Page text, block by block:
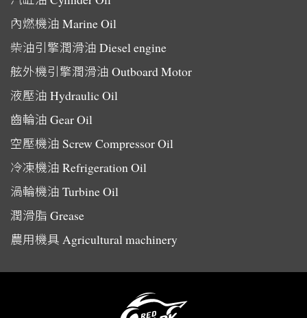
內燃機油 Marine Oil
柴油引擎潤滑油 Diesel engine
舷外機引擎潤滑油 Outboard Motor
液壓油 Hydraulic Oil
齒輪油 Gear Oil
空壓機油 Screw Compressor Oil
冷凍機油 Refrigeration Oil
渦輪機油 Turbine Oil
潤滑脂 Grease
農用機具 Agricultural machinery